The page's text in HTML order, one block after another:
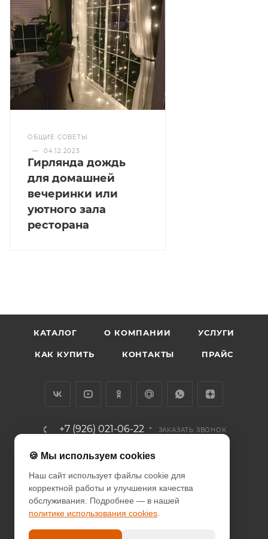
ОБЩИЕ СОВЕТЫ
—
04.12.2023
Гирлянда дождь
для домашней
вечеринки или
уютного зала
ресторана
КАТАЛОГ О КОМПАНИИ УСЛУГИ
КАК КУПИТЬ КОНТАКТЫ ПРАЙС
+7 (926) 021-06-22 ЗАКАЗАТЬ ЗВОНОК
info@diodcity.ru
г. Москва, Союзный проспект, д.
14/9, метро Новогиреево
ПОЛИТИКА КОНФИДЕНЦИАЛЬНОСТИ
ПОЛИТИКА COOKIES
🍪 Мы используем cookies
Наш сайт использует файлы cookie для
корректной работы и улучшения качества
обслуживания. Подробнее — в нашей
политике использования cookies